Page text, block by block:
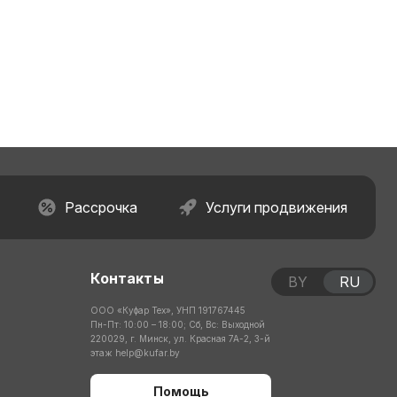
Рассрочка Услуги продвижения
Контакты
ООО «Куфар Тех», УНП 191767445
Пн-Пт: 10:00 – 18:00; Сб, Вс: Выходной
220029, г. Минск, ул. Красная 7А-2, 3-й
этаж help@kufar.by
Помощь
BY RU